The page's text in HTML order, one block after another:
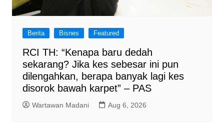
Berita Bisnes Featured
RCI TH: “Kenapa baru dedah
sekarang? Jika kes sebesar ini pun
dilengahkan, berapa banyak lagi kes
disorok bawah karpet” – PAS
Wartawan Madani Aug 6, 2026